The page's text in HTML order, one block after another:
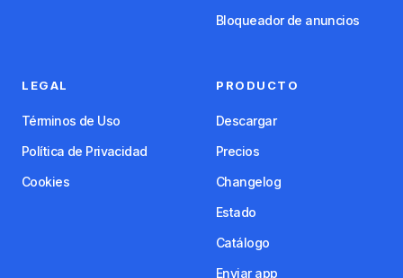
Bloqueador de anuncios
LEGAL
Términos de Uso
Política de Privacidad
Cookies
PRODUCTO
Descargar
Precios
Changelog
Estado
Catálogo
Enviar app